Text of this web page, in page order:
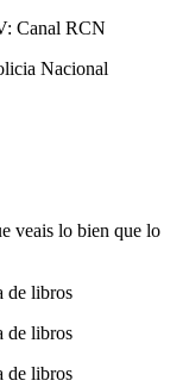
Canal RCN
Nacional
veais lo bien que lo